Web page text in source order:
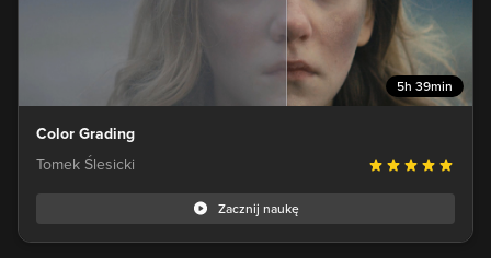
5h 39min
Color Grading
Tomek Ślesicki
Zacznij naukę